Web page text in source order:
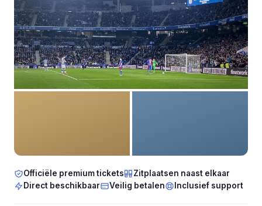
Officiële premium tickets
Zitplaatsen naast elkaar
Direct beschikbaar
Veilig betalen Inclusief support